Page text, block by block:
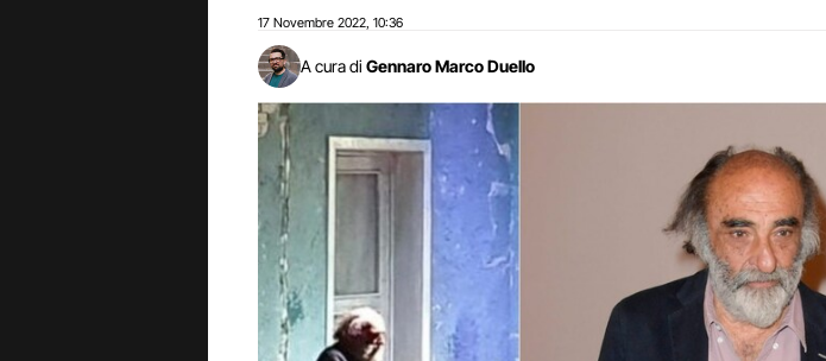
17 Novembre 2022 10:36
A cura di Gennaro Marco Duello